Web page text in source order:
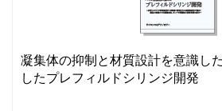
凝集体の抑制と材質設計を意識し
したプレフィルドシリンジ開発